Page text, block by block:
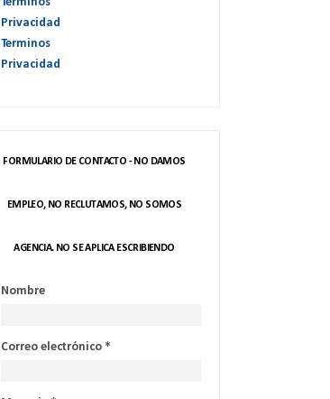
Privacidad
Terminos
Privacidad
FORMULARIO DE CONTACTO - NO DAMOS
EMPLEO, NO RECLUTAMOS, NO SOMOS
AGENCIA. NO SE APLICA ESCRIBIENDO
Nombre
Correo electrónico *